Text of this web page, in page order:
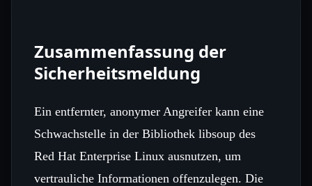
Zusammenfassung der
Sicherheitsmeldung
Ein entfernter, anonymer Angreifer kann eine
Schwachstelle in der Bibliothek libsoup des
Red Hat Enterprise Linux ausnutzen, um
vertrauliche Informationen offenzulegen. Die